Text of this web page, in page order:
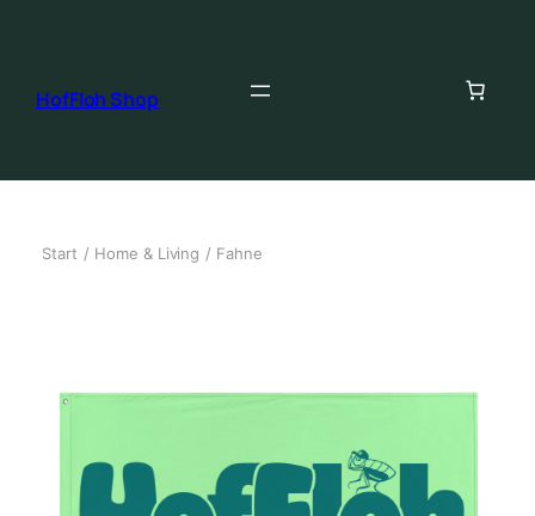
HofFloh Shop
Start / Home & Living / Fahne